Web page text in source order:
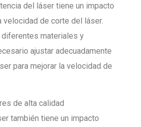
del láser tiene un impacto
velocidad de corte del láser.
diferentes materiales y
ajustar adecuadamente
para mejorar la velocidad de
de alta calidad
también tiene un impacto